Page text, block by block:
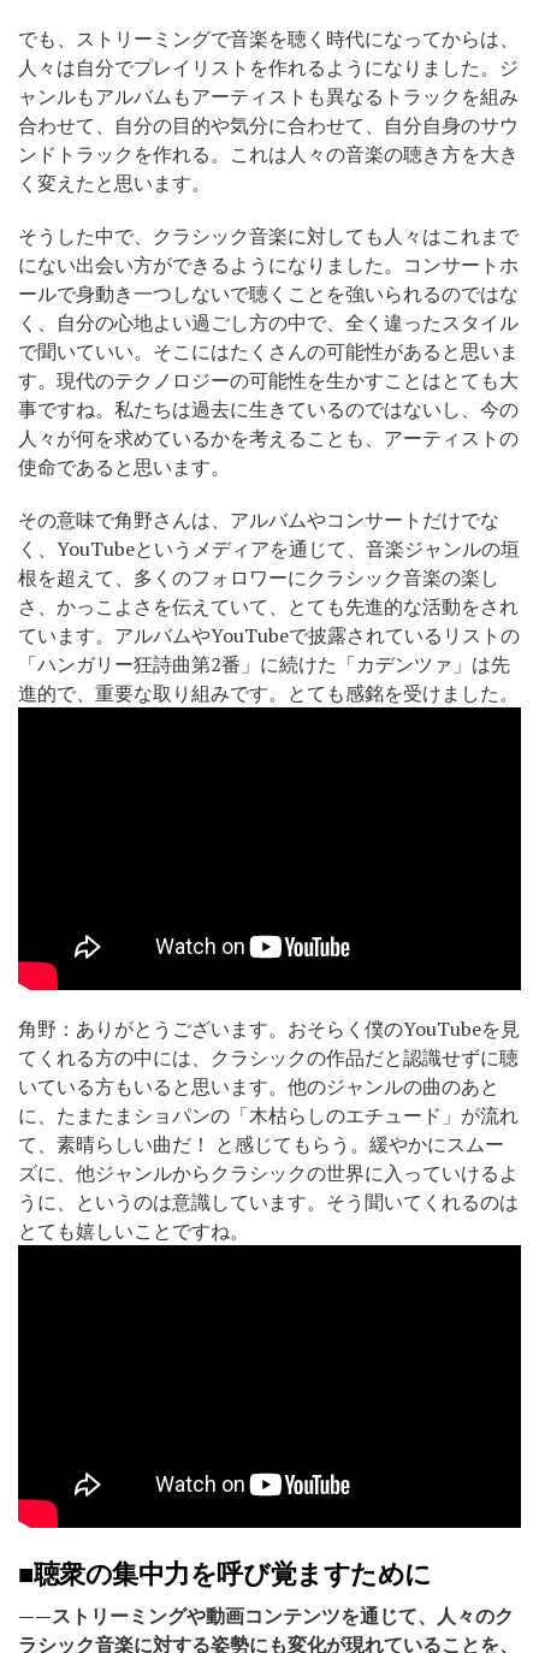
でも、ストリーミングで音楽を聴く時代になってからは、
人々は自分でプレイリストを作れるようになりました。ジ
ャンルもアルバムもアーティストも異なるトラックを組み
合わせて、自分の目的や気分に合わせて、自分自身のサウ
ンドトラックを作れる。これは人々の音楽の聴き方を大き
く変えたと思います。
そうした中で、クラシック音楽に対しても人々はこれまで
にない出会い方ができるようになりました。コンサートホ
ールで身動き一つしないで聴くことを強いられるのではな
く、自分の心地よい過ごし方の中で、全く違ったスタイル
で聞いていい。そこにはたくさんの可能性があると思いま
す。現代のテクノロジーの可能性を生かすことはとても大
事ですね。私たちは過去に生きているのではないし、今の
人々が何を求めているかを考えることも、アーティストの
使命であると思います。
その意味で角野さんは、アルバムやコンサートだけでな
く、YouTubeというメディアを通じて、音楽ジャンルの垣
根を超えて、多くのフォロワーにクラシック音楽の楽し
さ、かっこよさを伝えていて、とても先進的な活動をされ
ています。アルバムやYouTubeで披露されているリストの
「ハンガリー狂詩曲第2番」に続けた「カデンツァ」は先
進的で、重要な取り組みです。とても感銘を受けました。
角野：ありがとうございます。おそらく僕のYouTubeを見
てくれる方の中には、クラシックの作品だと認識せずに聴
いている方もいると思います。他のジャンルの曲のあと
に、たまたまショパンの「木枯らしのエチュード」が流れ
て、素晴らしい曲だ！ と感じてもらう。緩やかにスムー
ズに、他ジャンルからクラシックの世界に入っていけるよ
うに、というのは意識しています。そう聞いてくれるのは
とても嬉しいことですね。
■聴衆の集中力を呼び覚ますために
——ストリーミングや動画コンテンツを通じて、人々のク
ラシック音楽に対する姿勢にも変化が現れていることを、